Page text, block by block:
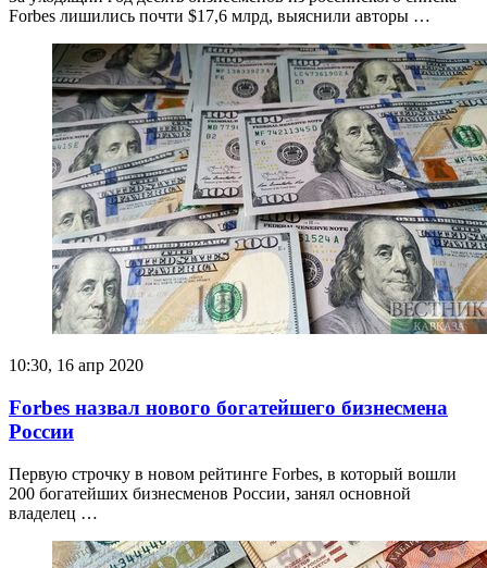
Forbes лишились почти $17,6 млрд, выяснили авторы …
10:30, 16 апр 2020
Forbes назвал нового богатейшего бизнесмена
России
Первую строчку в новом рейтинге Forbes, в который вошли
200 богатейших бизнесменов России, занял основной
владелец …